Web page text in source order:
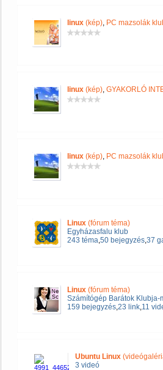
linux (kép), PC mazsolák
linux (kép), GYAKORLÓ
linux (kép), PC mazsolák
Linux (fórum téma)
Egyházasfalu klub
243 téma,50 bejegyzés,37
Linux (fórum téma)
Számítógép Barátok
159 bejegyzés,23 link,11
Ubuntu Linux
3 videó